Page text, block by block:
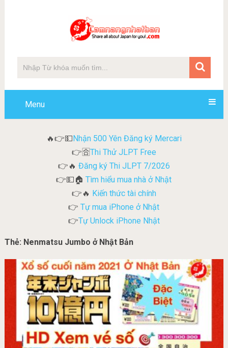
Menu
🔥👉💵Nhận 500 Yên Đăng ký Mercari
👉🈴Thi Thử JLPT Free
👉🔥 Đăng ký Thi JLPT 7/2026
👉💵🏠Tìm hiểu mua nhà ở Nhật
👉🔥 Kiến thức tài chính
👉 Tự mua iPhone ở Nhật
👉Tự Unlock iPhone Nhật
Thẻ: Nenmatsu Jumbo ở Nhật Bản